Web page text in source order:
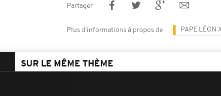
Partager
Plus d'informations à propos de PAPE LÉON
SUR LE MÊME THÈME